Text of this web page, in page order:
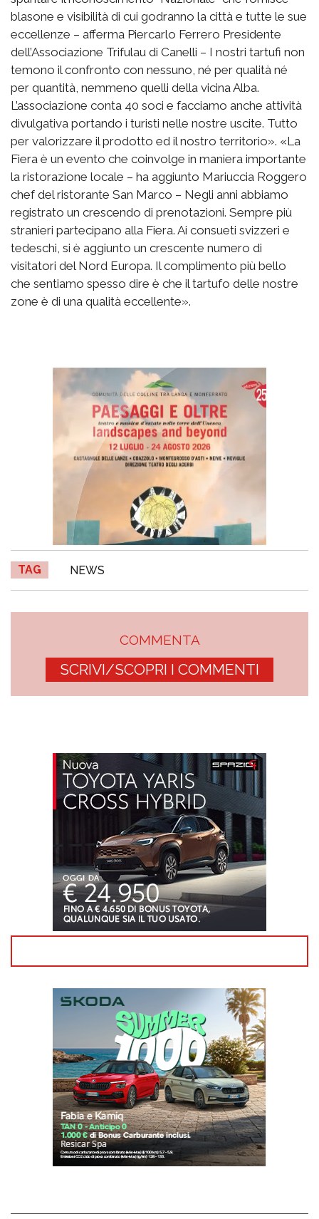
blasone e visibilità di cui godranno la città e tutte le sue
eccellenze – afferma Piercarlo Ferrero Presidente
dell’Associazione Trifulau di Canelli – I nostri tartufi non
temono il confronto con nessuno, né per qualità né
per quantità, nemmeno quelli della vicina Alba.
L’associazione conta 40 soci e facciamo anche attività
divulgativa portando i turisti nelle nostre uscite. Tutto
per valorizzare il prodotto ed il nostro territorio». «La
Fiera è un evento che coinvolge in maniera importante
la ristorazione locale – ha aggiunto Mariuccia Roggero
chef del ristorante San Marco – Negli anni abbiamo
registrato un crescendo di prenotazioni. Sempre più
stranieri partecipano alla Fiera. Ai consueti svizzeri e
tedeschi, si è aggiunto un crescente numero di
visitatori del Nord Europa. Il complimento più bello
che sentiamo spesso dire è che il tartufo delle nostre
zone è di una qualità eccellente».
TAG NEWS
COMMENTA
SCRIVI/SCOPRI I COMMENTI